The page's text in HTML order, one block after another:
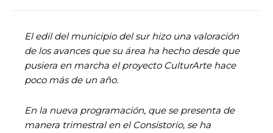
El edil del municipio del sur hizo una valoración
de los avances que su área ha hecho desde que
pusiera en marcha el proyecto CulturArte hace
poco más de un año.
En la nueva programación, que se presenta de
manera trimestral en el Consistorio, se ha